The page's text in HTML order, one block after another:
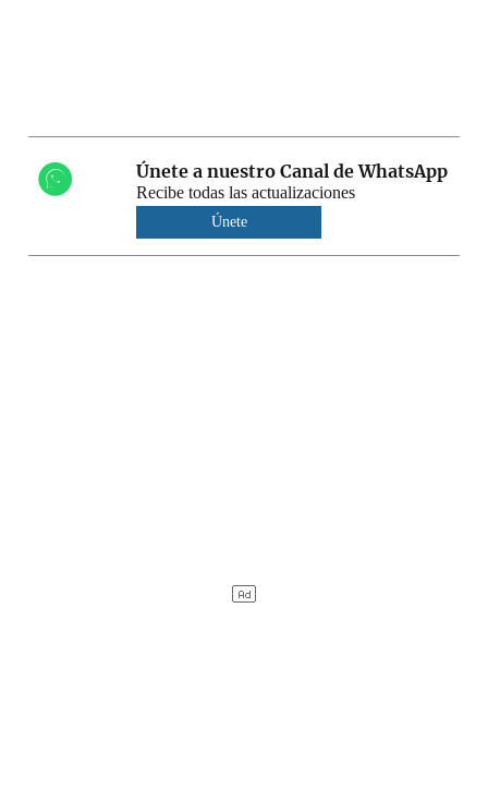
Únete a nuestro Canal de WhatsApp
Recibe todas las actualizaciones
Únete